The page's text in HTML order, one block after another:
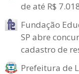
de até R$
Fundação
SP abre
cadastro de
Prefeitura de